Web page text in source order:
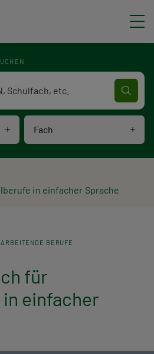
Fach
in einfacher Sprache
BERUFE
für
einfacher